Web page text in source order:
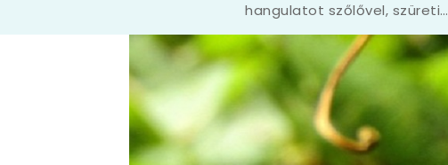
hangulatot szőlővel, szüreti…